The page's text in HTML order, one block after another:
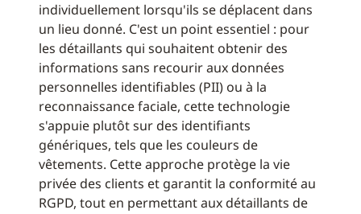
individuellement lorsqu'ils se déplacent dans
un lieu donné. C'est un point essentiel : pour
les détaillants qui souhaitent obtenir des
informations sans recourir aux données
personnelles identifiables (PII) ou à la
reconnaissance faciale, cette technologie
s'appuie plutôt sur des identifiants
génériques, tels que les couleurs de
vêtements. Cette approche protège la vie
privée des clients et garantit la conformité au
RGPD, tout en permettant aux détaillants de